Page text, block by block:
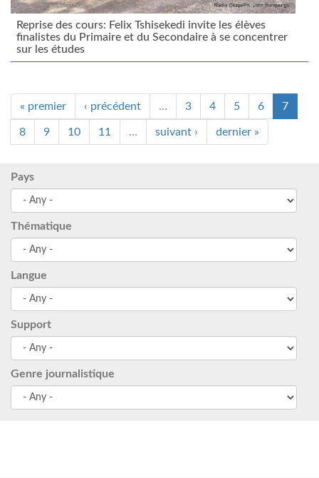
Reprise des cours: Felix Tshisekedi invite les élèves
finalistes du Primaire et du Secondaire à se concentrer
sur les études
« premier ‹ précédent … 3 4 5 6 7
8 9 10 11 … suivant › dernier »
Pays
Thématique
Langue
Support
Genre journalistique